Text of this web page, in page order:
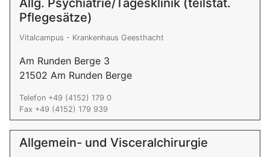
Allg. Psychiatrie/Tagesklinik (teilstat.
Pflegesätze)
Vitalcampus - Krankenhaus Geesthacht
Am Runden Berge 3
21502 Am Runden Berge
Telefon +49 (4152) 179 0
Fax +49 (4152) 179 939
Allgemein- und Visceralchirurgie